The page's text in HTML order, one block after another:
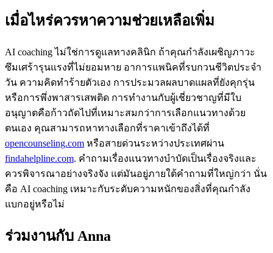
เมื่อไหร่ควรหาความช่วยเหลือเพิ่ม
AI coaching ไม่ใช่การดูแลทางคลินิก ถ้าคุณกำลังเผชิญภาวะ
ซึมเศร้ารุนแรงที่ไม่ยอมหาย อาการแพนิคที่รบกวนชีวิตประจำ
วัน ความคิดทำร้ายตัวเอง การประมวลผลบาดแผลที่ยังคุกรุ่น
หรือการพึ่งพาสารเสพติด การทำงานกับผู้เชี่ยวชาญที่มีใบ
อนุญาตคือก้าวถัดไปที่เหมาะสมกว่าการเลือกแนวทางด้วย
ตนเอง คุณสามารถหาทางเลือกที่ราคาเข้าถึงได้ที่
opencounseling.com หรือสายด่วนระหว่างประเทศผ่าน
findahelpline.com. คำถามเรื่องแนวทางบำบัดเป็นเรื่องจริงและ
ควรพิจารณาอย่างจริงจัง แต่มันอยู่ภายใต้คำถามที่ใหญ่กว่า นั่น
คือ AI coaching เหมาะกับระดับความหนักของสิ่งที่คุณกำลัง
แบกอยู่หรือไม่
ร่วมงานกับ Anna